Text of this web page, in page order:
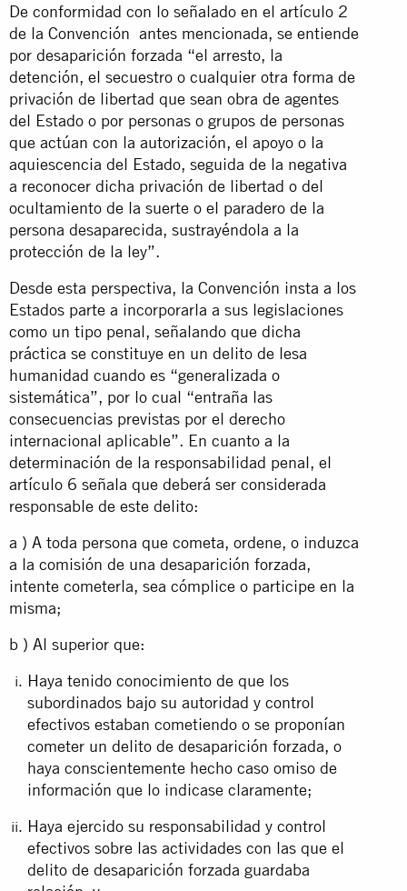
De conformidad con lo señalado en el artículo 2
de la Convención antes mencionada, se entiende
por desaparición forzada “el arresto, la
detención, el secuestro o cualquier otra forma de
privación de libertad que sean obra de agentes
del Estado o por personas o grupos de personas
que actúan con la autorización, el apoyo o la
aquiescencia del Estado, seguida de la negativa
a reconocer dicha privación de libertad o del
ocultamiento de la suerte o el paradero de la
persona desaparecida, sustrayéndola a la
protección de la ley”.
Desde esta perspectiva, la Convención insta a los
Estados parte a incorporarla a sus legislaciones
como un tipo penal, señalando que dicha
práctica se constituye en un delito de lesa
humanidad cuando es “generalizada o
sistemática”, por lo cual “entraña las
consecuencias previstas por el derecho
internacional aplicable”. En cuanto a la
determinación de la responsabilidad penal, el
artículo 6 señala que deberá ser considerada
responsable de este delito:
a ) A toda persona que cometa, ordene, o induzca
a la comisión de una desaparición forzada,
intente cometerla, sea cómplice o participe en la
misma;
b ) Al superior que:
Haya tenido conocimiento de que los
subordinados bajo su autoridad y control
efectivos estaban cometiendo o se proponían
cometer un delito de desaparición forzada, o
haya conscientemente hecho caso omiso de
información que lo indicase claramente;
Haya ejercido su responsabilidad y control
efectivos sobre las actividades con las que el
delito de desaparición forzada guardaba